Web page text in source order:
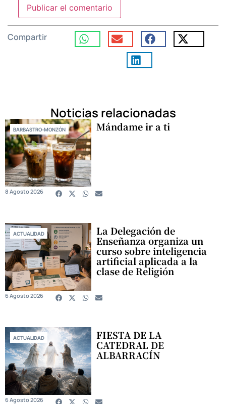
Compartir
Noticias relacionadas
BARBASTRO-MONZÓN Mándame ir a ti
8 Agosto 2026
ACTUALIDAD La Delegación de
Enseñanza organiza un
curso sobre inteligencia
artificial aplicada a la
clase de Religión
6 Agosto 2026
ACTUALIDAD FIESTA DE LA
CATEDRAL DE
ALBARRACÍN
6 Agosto 2026